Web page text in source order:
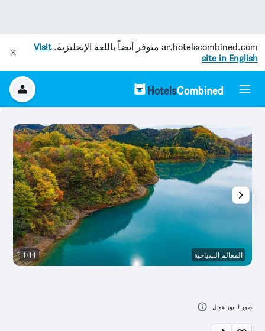
ar.hotelscombined.com متوفر أيضاً باللغة الإنجليزية.Visit
site in English
المعالم السياحية 1/11
صور لـ يوز هوتل